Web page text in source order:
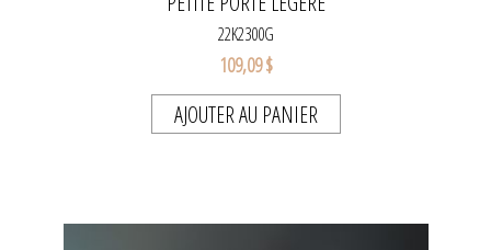
22K2300G
109,09 $
AJOUTER AU PANIER